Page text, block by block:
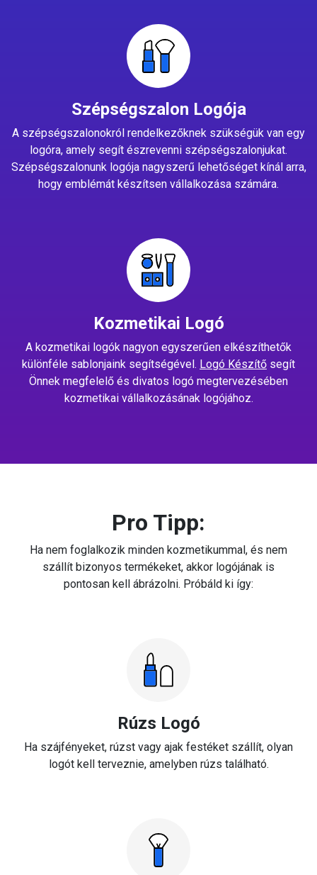
Szépségszalon Logója
A szépségszalonokról rendelkezőknek szükségük van egy
logóra, amely segít észrevenni szépségszalonjukat.
Szépségszalonunk logója nagyszerű lehetőséget kínál arra,
hogy emblémát készítsen vállalkozása számára.
Kozmetikai Logó
A kozmetikai logók nagyon egyszerűen elkészíthetők
különféle sablonjaink segítségével. Logó Készítő segít
Önnek megfelelő és divatos logó megtervezésében
kozmetikai vállalkozásának logójához.
Pro Tipp:
Ha nem foglalkozik minden kozmetikummal, és nem
szállít bizonyos termékeket, akkor logójának is
pontosan kell ábrázolni. Próbáld ki így:
Rúzs Logó
Ha szájfényeket, rúzst vagy ajak festéket szállít, olyan
logót kell terveznie, amelyben rúzs található.